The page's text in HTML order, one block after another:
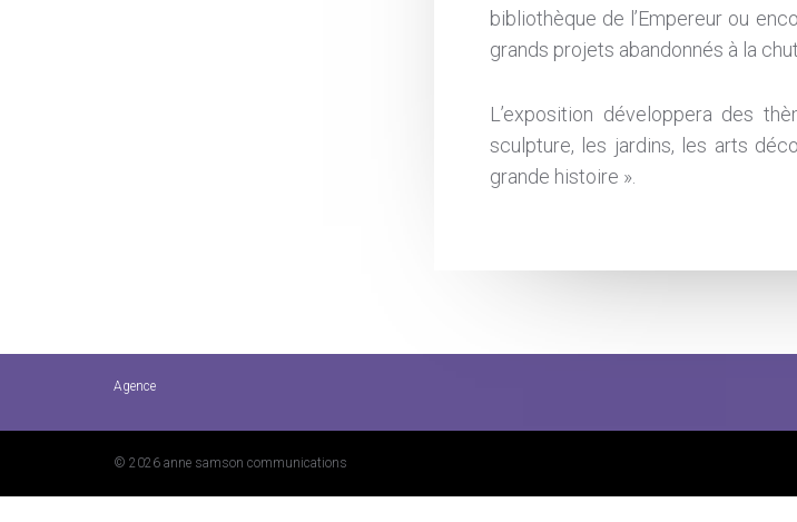
bibliothèque de l’Empereur ou
grands projets abandonnés à la
L’exposition développera des
sculpture, les jardins, les arts
grande histoire ».
Agence
© 2026 anne samson communications